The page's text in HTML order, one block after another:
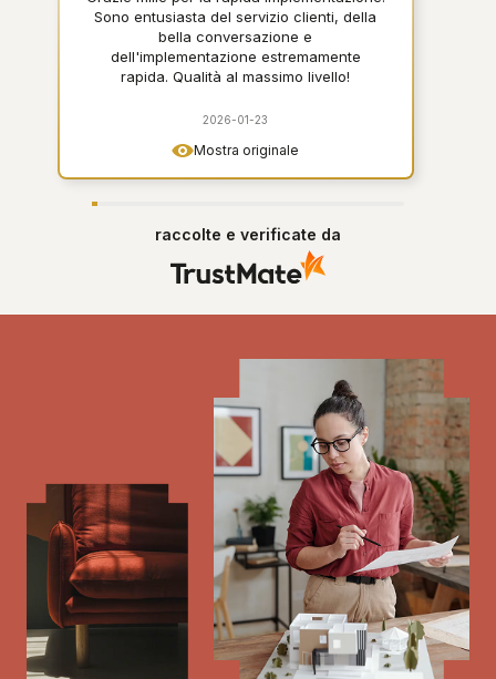
Mostra originale
Sono entusiasta del servizio clienti, della
bella conversazione e
dell'implementazione estremamente
rapida. Qualità al massimo livello!
2026-01-23
raccolte e verificate da